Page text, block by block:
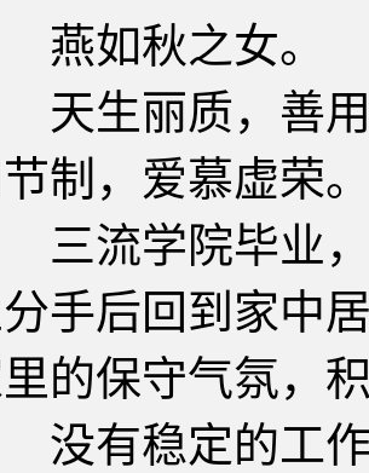
如秋之女。
生丽质，善用
制，爱慕虚荣
流学院毕业，
手后回到家中
的保守气氛，
有稳定的工作